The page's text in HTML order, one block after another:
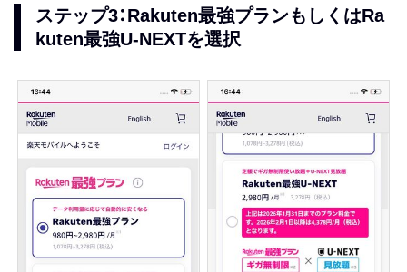
ステップ3：Rakuten最強プランもしくはRa
kuten最強U-NEXTを選択